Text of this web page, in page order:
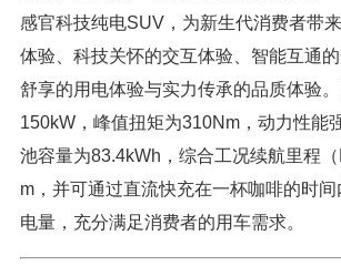
感官科技纯电SUV，为新生代消费者带
体验、科技关怀的交互体验、智能互通
舒享的用电体验与实力传承的品质体验
150kW，峰值扭矩为310Nm，动力性能
池容量为83.4kWh，综合工况续航里程
m，并可通过直流快充在一杯咖啡的时
电量，充分满足消费者的用车需求。